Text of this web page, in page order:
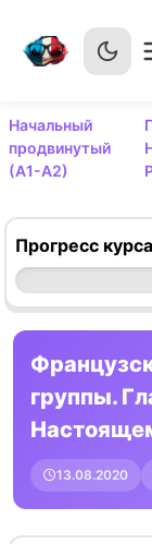
Начальный
продвинутый
(А1-А2)
Прогресс курса
группы.
13.08.2020